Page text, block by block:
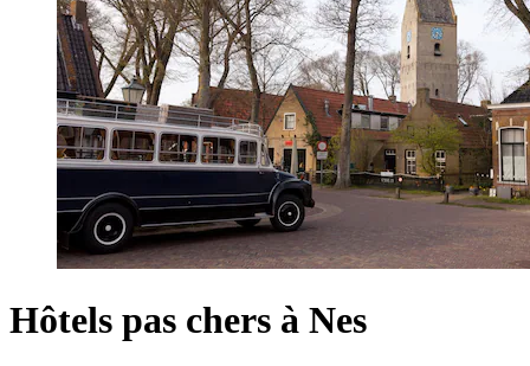
Hôtels pas chers à Nes